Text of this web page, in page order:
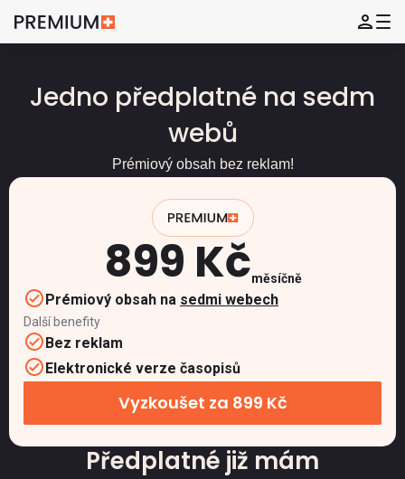
Jedno předplatné na sedm
webů
Prémiový obsah bez reklam!
899 Kčměsíčně
Prémiový obsah na sedmi webech
Další benefity
Bez reklam
Elektronické verze časopisů
Vyzkoušet za 899 Kč
Předplatné již mám